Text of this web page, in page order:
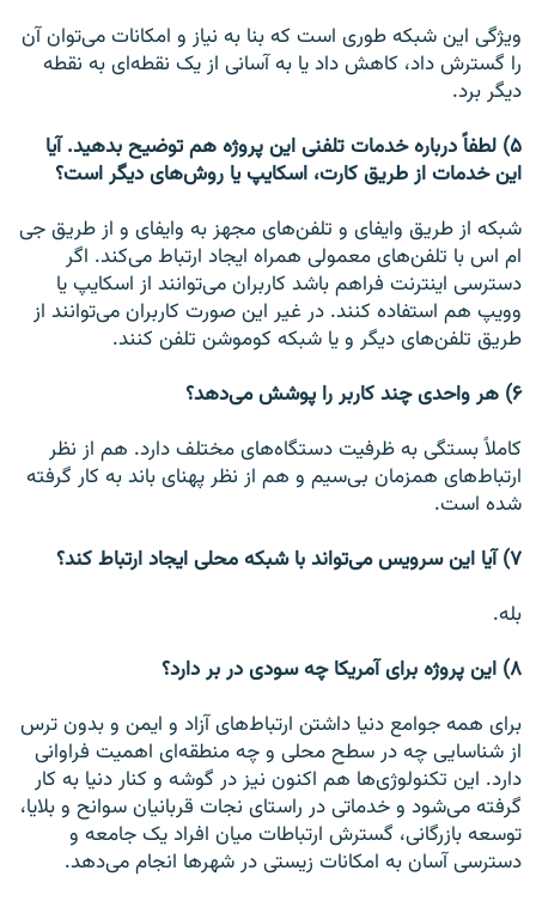
ویژگی این شبکه طوری است که بنا به نیاز و امکانات می‌توان آن
را گسترش داد،‌ کاهش داد یا به آسانی از یک نقطه‌ای به نقطه
دیگر برد.
۵) لطفاً درباره خدمات تلفنی این پروژه هم توضیح بدهید. آیا
این خدمات از طریق کارت، اسکایپ یا روش‌های دیگر است؟
شبکه از طریق وایفای و تلفن‌های مجهز به وایفای و از طریق جی
ام اس با تلفن‌های معمولی همراه ایجاد ارتباط می‌کند. اگر
دسترسی اینترنت فراهم باشد کاربران می‌توانند از اسکایپ یا
وویپ هم استفاده کنند. در غیر این صورت کاربران می‌توانند از
طریق تلفن‌های دیگر و یا شبکه کوموشن تلفن کنند.
۶) هر واحدی چند کاربر را پوشش می‌دهد؟
کاملاً بستگی به ظرفیت دستگاه‌های مختلف دارد. هم از نظر
ارتباط‌های همزمان بی‌سیم و هم از نظر پهنای باند به کار گرفته
شده است.
۷)‌ آیا این سرویس می‌تواند با شبکه محلی ایجاد ارتباط کند؟
بله.
۸) این پروژه برای آمریکا چه سودی در بر دارد؟
برای همه جوامع دنیا داشتن ارتباط‌های آزاد و ایمن و بدون ترس
از شناسایی چه در سطح محلی و چه منطقه‌ای اهمیت فراوانی
دارد. این تکنولوژی‌ها هم اکنون نیز در گوشه و کنار دنیا به کار
گرفته می‌شود و خدماتی در راستای نجات قربانیان سوانح و بلایا،‌
توسعه بازرگانی، گسترش ارتباطات میان افراد یک جامعه و
دسترسی آسان به امکانات زیستی در شهرها انجام می‌دهد.